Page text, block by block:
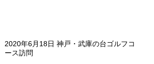
2020年6月18日 神戸・武庫の台ゴルフコ
ース訪問